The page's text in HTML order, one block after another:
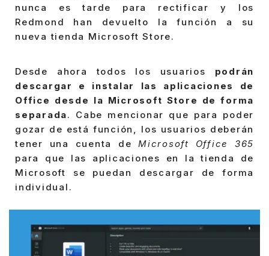
nunca es tarde para rectificar y los
Redmond han devuelto la función a su
nueva tienda Microsoft Store.
Desde ahora todos los usuarios podrán
descargar e instalar las aplicaciones de
Office desde la Microsoft Store de forma
separada. Cabe mencionar que para poder
gozar de está función, los usuarios deberán
tener una cuenta de Microsoft Office 365
para que las aplicaciones en la tienda de
Microsoft se puedan descargar de forma
individual.